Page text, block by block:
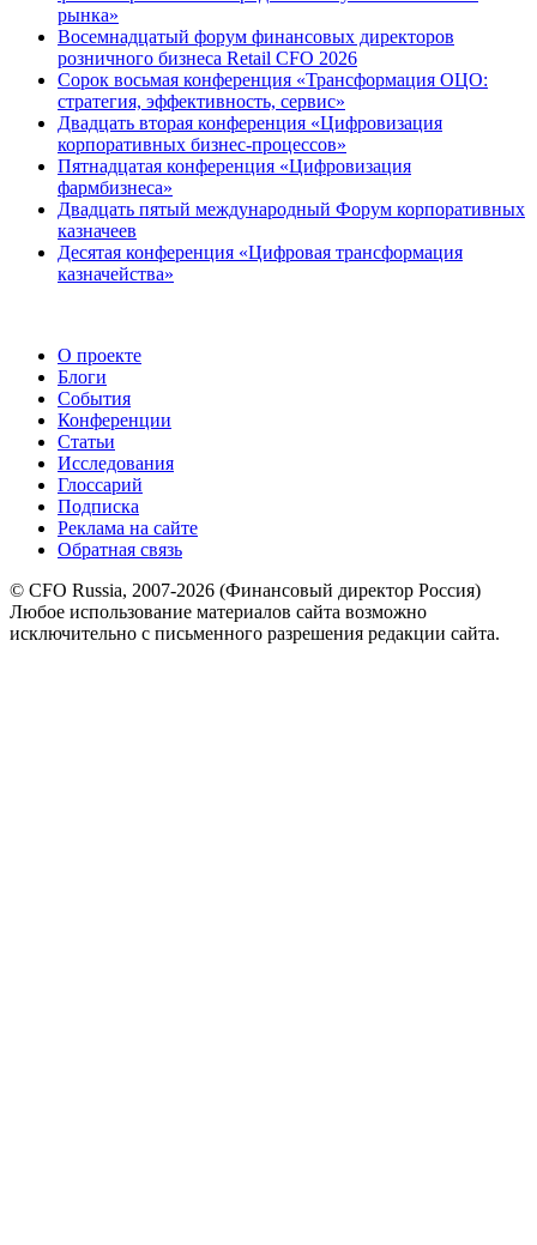
рынка»
Восемнадцатый форум финансовых директоров
розничного бизнеса Retail CFO 2026
Сорок восьмая конференция «Трансформация ОЦО:
стратегия, эффективность, сервис»
Двадцать вторая конференция «Цифровизация
корпоративных бизнес-процессов»
Пятнадцатая конференция «Цифровизация
фармбизнеса»
Двадцать пятый международный Форум корпоративных
казначеев
Десятая конференция «Цифровая трансформация
казначейства»
О проекте
Блоги
События
Конференции
Статьи
Исследования
Глоссарий
Подписка
Реклама на сайте
Обратная связь
© CFO Russia, 2007-2026 (Финансовый директор Россия)
Любое использование материалов сайта возможно
исключительно с письменного разрешения редакции сайта.